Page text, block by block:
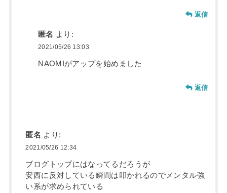
返信
匿名 より:
2021/05/26 13:03
NAOMIがアップを始めました
返信
匿名 より:
2021/05/26 12:34
ブログトップにはなってるだろうが
安西に反対している瞬間は叩かれるのでメンタル強
い系が求められている